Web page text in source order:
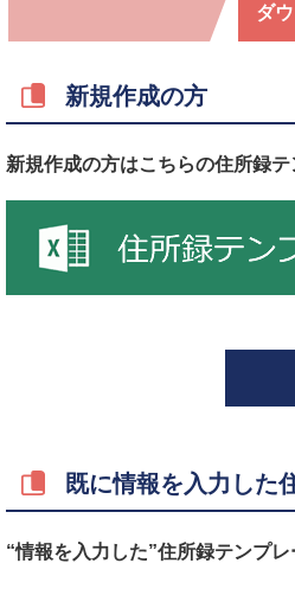
ダ
新規作成の方
新規作成の方はこちらの住所録
既に情報を入力した
“情報を入力した”住所録テンプ